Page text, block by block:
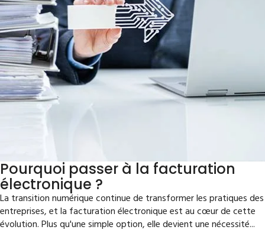
Pourquoi passer à la facturation
électronique ?
La transition numérique continue de transformer les pratiques des
entreprises, et la facturation électronique est au cœur de cette
évolution. Plus qu'une simple option, elle devient une nécessité...